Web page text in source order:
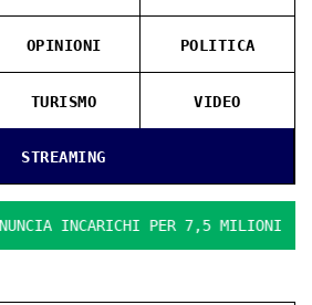
STREAMING
OPINIONI POLITICA
TURISMO VIDEO
INCARICHI PER 7,5 MILIONI